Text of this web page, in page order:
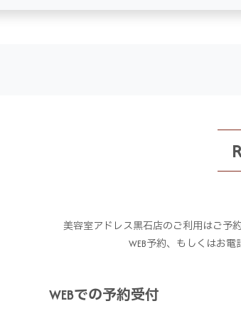
美容室アドレス黒石店のご利用はご予
WEB予約、もしくはお電
WEBでの予約受付